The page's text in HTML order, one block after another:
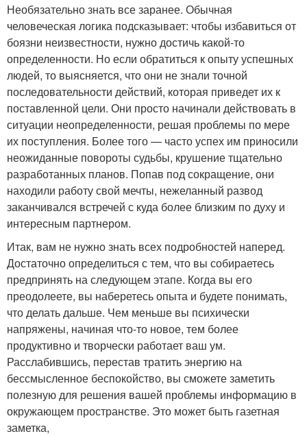
Необязательно знать все заранее. Обычная
человеческая логика подсказывает: чтобы избавиться от
боязни неизвестности, нужно достичь какой-то
определенности. Но если обратиться к опыту успешных
людей, то выясняется, что они не знали точной
последовательности действий, которая приведет их к
поставленной цели. Они просто начинали действовать в
ситуации неопределенности, решая проблемы по мере
их поступления. Более того — часто успех им приносили
неожиданные повороты судьбы, крушение тщательно
разработанных планов. Попав под сокращение, они
находили работу свой мечты, нежеланный развод
заканчивался встречей с куда более близким по духу и
интересным партнером.
Итак, вам не нужно знать всех подробностей наперед.
Достаточно определиться с тем, что вы собираетесь
предпринять на следующем этапе. Когда вы его
преодолеете, вы наберетесь опыта и будете понимать,
что делать дальше. Чем меньше вы психически
напряжены, начиная что-то новое, тем более
продуктивно и творчески работает ваш ум.
Расслабившись, перестав тратить энергию на
бессмысленное беспокойство, вы сможете заметить
полезную для решения вашей проблемы информацию в
окружающем пространстве. Это может быть газетная
заметка,